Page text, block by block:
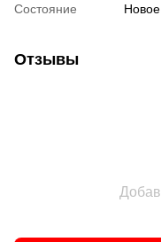
Состояние
Новое
Отзывы